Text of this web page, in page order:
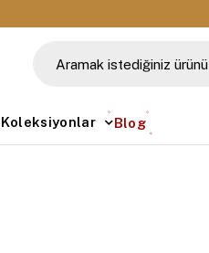
Koleksiyonlar Blog